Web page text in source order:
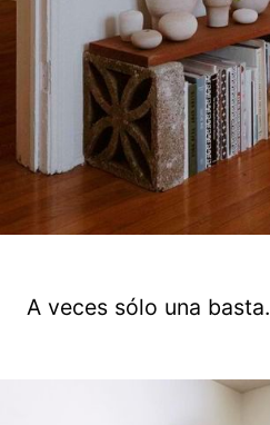
A veces sólo una basta.